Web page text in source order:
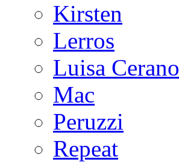
Kirsten
Lerros
Luisa Cerano
Mac
Peruzzi
Repeat